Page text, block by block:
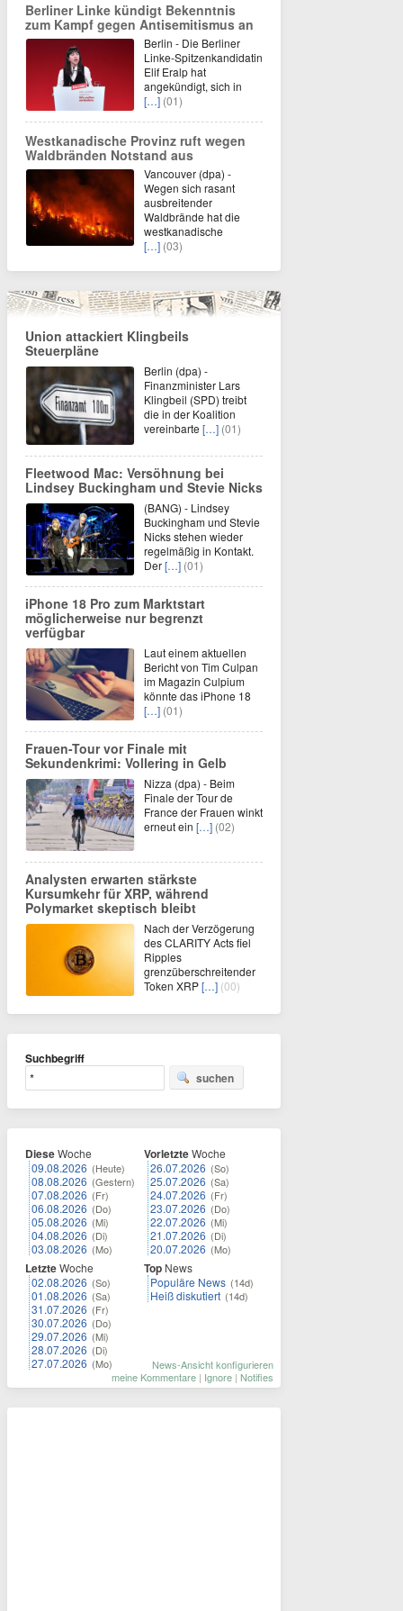
Berliner Linke kündigt Bekenntnis
zum Kampf gegen Antisemitismus an
Berlin - Die Berliner
Linke-Spitzenkandidatin
Elif Eralp hat
angekündigt, sich in
[…] (01)
Westkanadische Provinz ruft wegen
Waldbränden Notstand aus
Vancouver (dpa) -
Wegen sich rasant
ausbreitender
Waldbrände hat die
westkanadische
[…] (03)
Union attackiert Klingbeils
Steuerpläne
Berlin (dpa) -
Finanzminister Lars
Klingbeil (SPD) treibt
die in der Koalition
vereinbarte […] (01)
Fleetwood Mac: Versöhnung bei
Lindsey Buckingham und Stevie Nicks
(BANG) - Lindsey
Buckingham und Stevie
Nicks stehen wieder
regelmäßig in Kontakt.
Der[…] (01)
iPhone 18 Pro zum Marktstart
möglicherweise nur begrenzt
verfügbar
Laut einem aktuellen
Bericht von Tim Culpan
im Magazin Culpium
könnte das iPhone 18
[…] (01)
Frauen-Tour vor Finale mit
Sekundenkrimi: Vollering in Gelb
Nizza (dpa) - Beim
Finale der Tour de
France der Frauen winkt
erneut ein […] (02)
Analysten erwarten stärkste
Kursumkehr für XRP, während
Polymarket skeptisch bleibt
Nach der Verzögerung
des CLARITY Acts fiel
Ripples
grenzüberschreitender
Token XRP[…] (00)
Suchbegriff
suchen
DieseWoche
09.08.2026 (Heute)
08.08.2026 (Gestern)
07.08.2026 (Fr)
06.08.2026 (Do)
05.08.2026 (Mi)
04.08.2026 (Di)
03.08.2026 (Mo)
LetzteWoche
02.08.2026 (So)
01.08.2026 (Sa)
31.07.2026 (Fr)
30.07.2026 (Do)
29.07.2026 (Mi)
28.07.2026 (Di)
27.07.2026 (Mo)
VorletzteWoche
26.07.2026 (So)
25.07.2026 (Sa)
24.07.2026 (Fr)
23.07.2026 (Do)
22.07.2026 (Mi)
21.07.2026 (Di)
20.07.2026 (Mo)
Top News
Populäre News (14d)
Heiß diskutiert (14d)
News-Ansicht konfigurieren
meine Kommentare | Ignore | Notifies